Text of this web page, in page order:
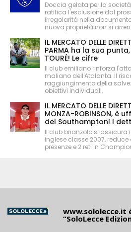
Doccia gelata per la
ratifica l'esclusione dal
irregolarità nella
nuova proprietà non si
IL MERCATO DELLE
PARMA ha la sua
TOURÉ! Le cifre
Il club emiliano rinforza
maliano dell'Atalanta. Il
raggiungimento della
obiettivi individuali.
IL MERCATO DELLE
MONZA-ROBINSON, è
del Southampton! I
Il club brianzolo si assicura
inglese classe 2007,
presenze e 2 reti in
www.sololecce.it
“SoloLecce